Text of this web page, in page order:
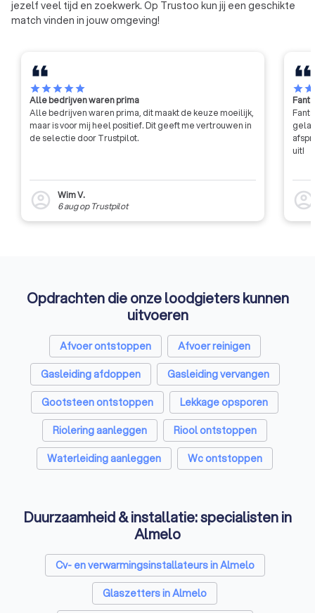
je een eerlijke prijs betaalt voor jouw klus.
Check garantie, opleidingen en ervaring:
ervaring. Op Trustoo vind je deze informatie
overzichtelijk per loodgieter, zodat je een goed
geïnformeerde keuze maakt.
Met Trustoo weet je zeker dat je kiest voor een betrouwbare
loodgieter in Almelo zonder gedoe. Bekijk beoordelingen,
controleer certificeringen en vergelijk offertes. Allemaal op
jezelf veel tijd en zoekwerk. Op Trustoo kun jij een geschikte
match vinden in jouw omgeving!
starstarstarstarstar
Alle bedrijven waren prima
Alle bedrijven waren prima, dit maakt de keuze moeilijk,
maar is voor mij heel positief. Dit geeft me vertrouwen in
de selectie door Trustpilot.
account_circle
Wim V.
6 augop Trustpilot
starstar
uit!
account_circle
Opdrachten die onze loodgieters kunnen
uitvoeren
Afvoer ontstoppen
Afvoer reinigen
Gasleiding afdoppen
Gasleiding vervangen
Gootsteen ontstoppen
Lekkage opsporen
Riolering aanleggen
Riool ontstoppen
Waterleiding aanleggen
Wc ontstoppen
Duurzaamheid & installatie: specialisten in
Almelo
Cv- en verwarmingsinstallateurs in Almelo
Glaszetters in Almelo